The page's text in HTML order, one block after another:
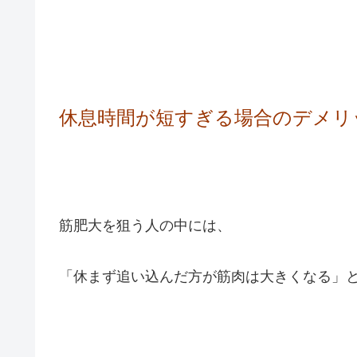
休息時間が短すぎる場合のデメリ
筋肥大を狙う人の中には、
「休まず追い込んだ方が筋肉は大きくなる」